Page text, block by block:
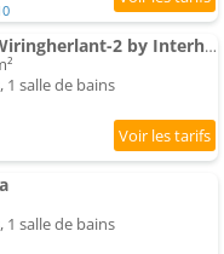
Maison de vacances Wiringherlant-2 by Interhome
1 salle de bains
1 salle de bains